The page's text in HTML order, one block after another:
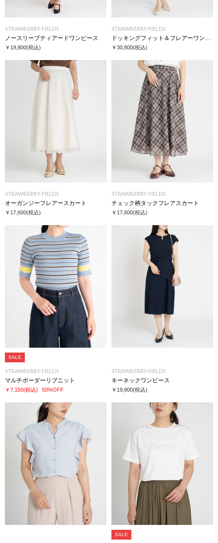
STRAWBERRY-FIELDS
ノースリーブティアードワンピース
￥19,800(税込)
STRAWBERRY-FIELDS
￥30,800(税込)
STRAWBERRY-FIELDS
オーガンジーフレアースカート
￥17,600(税込)
STRAWBERRY-FIELDS
チェック柄タックフレアスカート
￥17,600(税込)
SALE
STRAWBERRY-FIELDS
マルチボーダーリブニット
￥7,150(税込) 50%OFF
STRAWBERRY-FIELDS
キーネックワンピース
￥19,800(税込)
SALE